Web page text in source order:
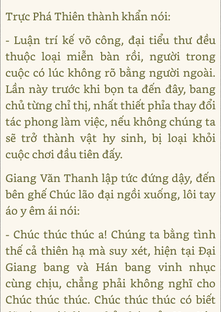
Trực Phá Thiên thành khẩn nói:
- Luận trí kế võ công, đại tiểu thư đều
thuộc loại miễn bàn rồi, người trong
cuộc có lúc không rõ bằng người ngoài.
Lần này trước khi bọn ta đến đây, bang
chủ từng chỉ thị, nhất thiết phỉa thay đổi
tác phong làm việc, nếu không chúng ta
sẽ trở thành vật hy sinh, bị loại khỏi
cuộc chơi đầu tiên đấy.
Giang Văn Thanh lập tức đứng dậy, đến
bên ghế Chúc lão đại ngồi xuống, lôi tay
áo y êm ái nói:
- Chúc thúc thúc a! Chúng ta bằng tình
thế cả thiên hạ mà suy xét, hiện tại Đại
Giang bang và Hán bang vinh nhục
cùng chịu, chẳng phải không nghĩ cho
Chúc thúc thúc. Chúc thúc thúc có biết